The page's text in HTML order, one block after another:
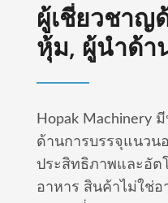
ผู้เชี่ยวชาญ
หุ้ม, ผู้นำด้า
Hopak Machinery
ด้านการบรรจุแนวน
ประสิทธิภาพและอัต
อาหาร สินค้าไม่ใช่อ